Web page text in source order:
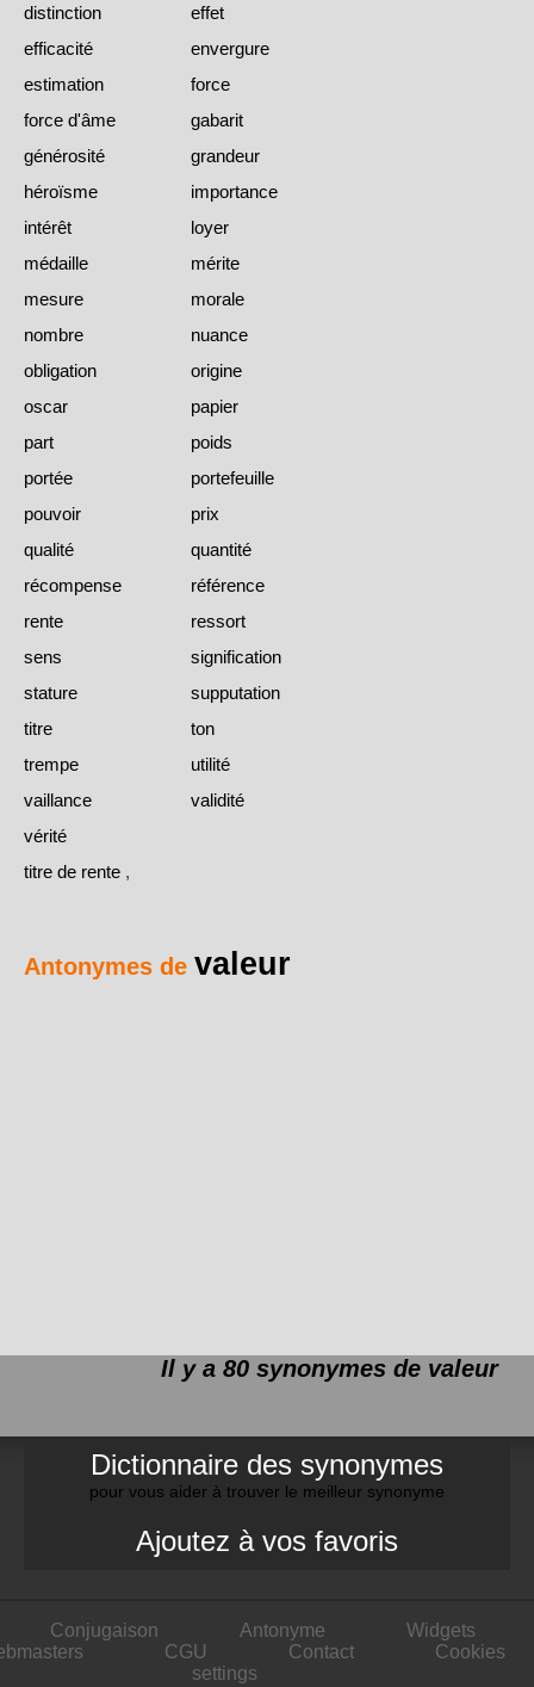
distinction
effet
efficacité
envergure
estimation
force
force d'âme
gabarit
générosité
grandeur
héroïsme
importance
intérêt
loyer
médaille
mérite
mesure
morale
nombre
nuance
obligation
origine
oscar
papier
part
poids
portée
portefeuille
pouvoir
prix
qualité
quantité
récompense
référence
rente
ressort
sens
signification
stature
supputation
titre
ton
trempe
utilité
vaillance
validité
vérité
titre de rente ,
Antonymes de valeur
Il y a 80 synonymes de valeur
Dictionnaire des synonymes
pour vous aider à trouver le meilleur synonyme
Ajoutez à vos favoris
Conjugaison Antonyme
Widgets
CGU Contact
Cookies
settings